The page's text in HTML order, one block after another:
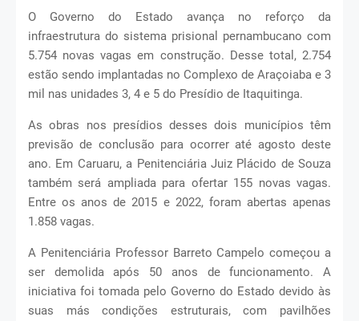
O Governo do Estado avança no reforço da
infraestrutura do sistema prisional pernambucano com
5.754 novas vagas em construção. Desse total, 2.754
estão sendo implantadas no Complexo de Araçoiaba e 3
mil nas unidades 3, 4 e 5 do Presídio de Itaquitinga.
As obras nos presídios desses dois municípios têm
previsão de conclusão para ocorrer até agosto deste
ano. Em Caruaru, a Penitenciária Juiz Plácido de Souza
também será ampliada para ofertar 155 novas vagas.
Entre os anos de 2015 e 2022, foram abertas apenas
1.858 vagas.
A Penitenciária Professor Barreto Campelo começou a
ser demolida após 50 anos de funcionamento. A
iniciativa foi tomada pelo Governo do Estado devido às
suas más condições estruturais, com pavilhões